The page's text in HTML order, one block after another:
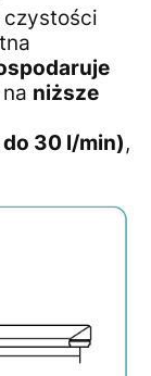
czystości
niższe
30 l/min),